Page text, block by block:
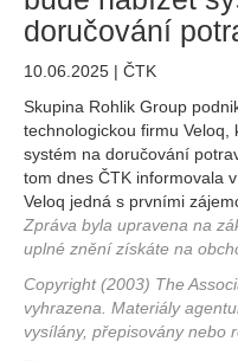
doručování
10.06.2025 | ČTK
Skupina Rohlik Group
technologickou firmu
systém na doručování
tom dnes ČTK informovala
Veloq jedná s prvními
Zpráva byla upravena na
uplné znění získáte na
Copyright (2003) The
vyhrazena. Materiály
vysílány, přepisovány nebo